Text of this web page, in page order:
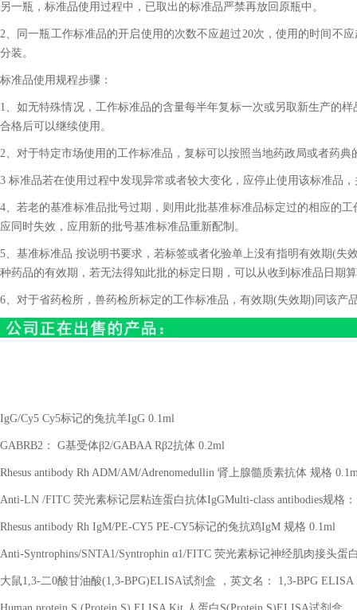
另一瓶，标准品使用过程中，已取出的标准品严禁再放回原瓶中。
2、同一瓶工作标准品的开启使用的次数不应超过20次，使用的时间不
分装。
标准品使用规程步骤：
1、如无特殊情况，工作标准品的含量每半年复标一次或另取新生产的
合格后可以继续使用。
2、对于特定市场使用的工作标准品，复标可以按照当地药政局或者药典
3 标准品若在使用过程中发现异常或者较大变化，应停止使用该标准品
4、若老的基准标准品批号过期，则用此批基准标准品标定过的相应的
应同时失效，应用新的批号基准标准品重新配制。
5、基准标准品 按说明书要求，若标签或者化验单上没有指明有效期(失
种药品的有效期，若无法得知此批的标定日期，可以从收到标准品日期
6、对于省药检所，兽药检所标定的工作标准品，有效期(失效期)同该产
IgG/Cy5 Cy5标记的兔抗羊IgG 0.1ml
GABRB2 ： G基受体β2/GABAA Rβ2抗体 0.2ml
Rhesus antibody Rh ADM/AM/Adrenomedullin 肾上腺髓质素抗体 规格
Anti-LN /FITC 荧光素标记层粘连蛋白抗体IgGMulti-class antibodies规格：
Rhesus antibody Rh IgM/PE-CY5 PE-CY5标记的兔抗鸡IgM 规格 0.1ml
Anti-Syntrophins/SNTA1/Syntrophin α1/FITC 荧光素标记神经肌肉接头蛋
大鼠1,3-二0酸甘油酸(1,3-BPG)ELISA试剂盒 ，英文名： 1,3-BPG ELISA